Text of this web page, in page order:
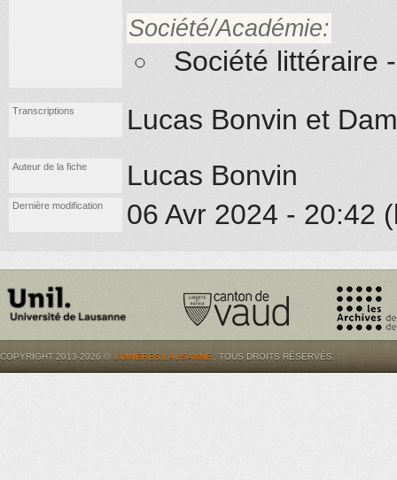
Société/Académie:
Société littéraire
Transcriptions Lucas Bonvin et
Auteur de la fiche Lucas Bonvin
Dernière modification 06 Avr 2024 - 20:42
COPYRIGHT 2013-2026 © LUMIÈRES.LAUSANNE . TOUS DROITS RÉSERVÉS.